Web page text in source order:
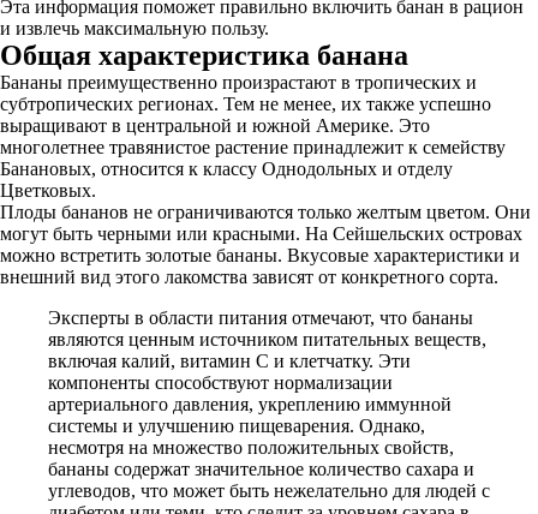
Эта информация поможет правильно включить банан в рацион
и извлечь максимальную пользу.
Общая характеристика банана
Бананы преимущественно произрастают в тропических и
субтропических регионах. Тем не менее, их также успешно
выращивают в центральной и южной Америке. Это
многолетнее травянистое растение принадлежит к семейству
Банановых, относится к классу Однодольных и отделу
Цветковых.
Плоды бананов не ограничиваются только желтым цветом. Они
могут быть черными или красными. На Сейшельских островах
можно встретить золотые бананы. Вкусовые характеристики и
внешний вид этого лакомства зависят от конкретного сорта.
Эксперты в области питания отмечают, что бананы
являются ценным источником питательных веществ,
включая калий, витамин C и клетчатку. Эти
компоненты способствуют нормализации
артериального давления, укреплению иммунной
системы и улучшению пищеварения. Однако,
несмотря на множество положительных свойств,
бананы содержат значительное количество сахара и
углеводов, что может быть нежелательно для людей с